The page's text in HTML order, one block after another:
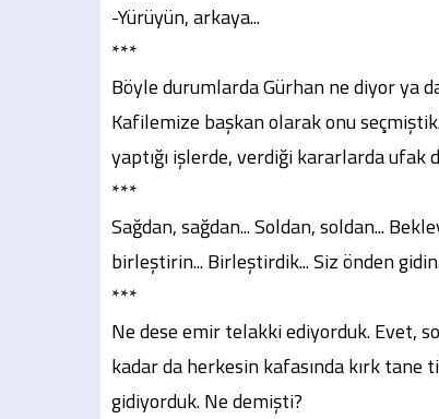
-Yürüyün, arkaya...
***
Böyle durumlarda Gürhan ne diyor ya
Kafilemize başkan olarak onu
yaptığı işlerde, verdiği kararlarda ufak
***
Sağdan, sağdan... Soldan, soldan...
birleştirin... Birleştirdik... Siz önden
***
Ne dese emir telakki ediyorduk. Evet,
kadar da herkesin kafasında kırk tane
gidiyorduk. Ne demişti?